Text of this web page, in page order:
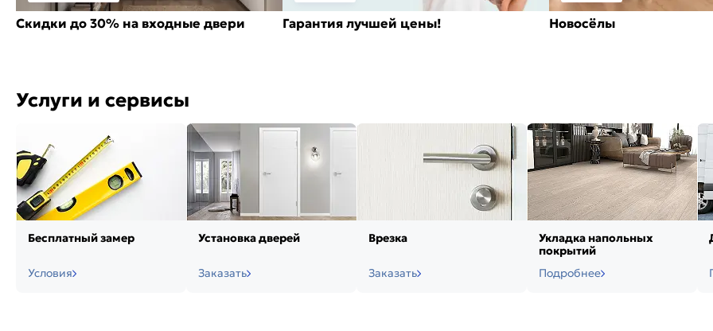
Скидки до 30% на входные двери Гарантия лучшей цены! Новосёлы
Услуги и сервисы
Бесплатный замер
Условия
Установка дверей
Заказать
Врезка
Заказать
Укладка напольных
покрытий
Подробнее